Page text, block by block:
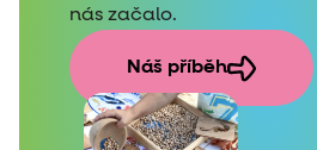
nás začalo.
Náš příběh